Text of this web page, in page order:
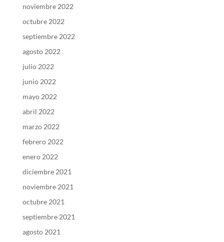
noviembre 2022
octubre 2022
septiembre 2022
agosto 2022
julio 2022
junio 2022
mayo 2022
abril 2022
marzo 2022
febrero 2022
enero 2022
diciembre 2021
noviembre 2021
octubre 2021
septiembre 2021
agosto 2021